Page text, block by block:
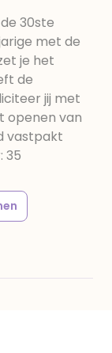
30ste
met de
je het
de
jij met
openen van
vastpakt
35